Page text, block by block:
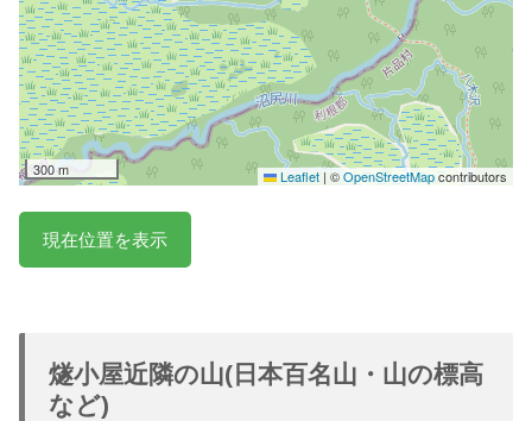
300 m Leaflet | ©OpenStreetMapcontributors
現在位置を表示
燧小屋近隣の山(日本百名山・山の標高
など)